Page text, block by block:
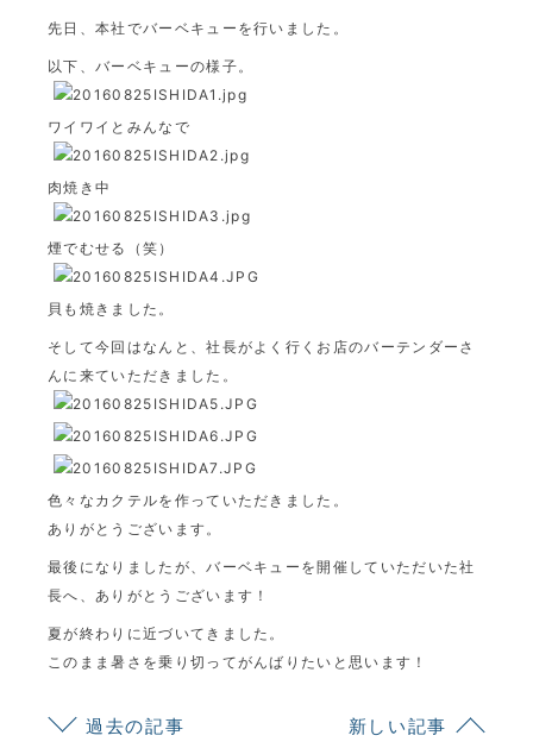
先日、本社でバーベキューを行いました。
以下、バーベキューの様子。
ワイワイとみんなで
肉焼き中
煙でむせる（笑）
貝も焼きました。
そして今回はなんと、社長がよく行くお店のバーテンダーさ
んに来ていただきました。
色々なカクテルを作っていただきました。
ありがとうございます。
最後になりましたが、バーベキューを開催していただいた社
長へ、ありがとうございます！
夏が終わりに近づいてきました。
このまま暑さを乗り切ってがんばりたいと思います！
過去の記事 新しい記事